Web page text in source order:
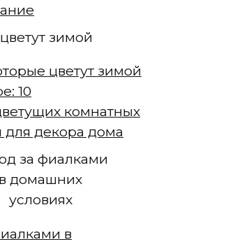
цветут зимой
10
комнатных
для декора дома
в